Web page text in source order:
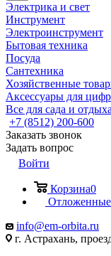
Электрика и свет
Инструмент
Электроинструмент
Бытовая техника
Посуда
Сантехника
Хозяйственные
Аксессуары для
Все для сада и отдыха
+7 (8512) 200-600
Заказать звонок
Задать вопрос
Войти
Корзина0
Отложенные
info@em-orbita.ru
г. Астрахань,